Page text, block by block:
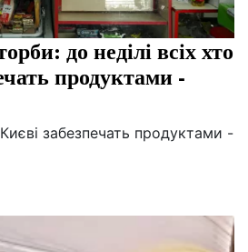
до неділі всіх хто
продуктами -
забезпечать продуктами -